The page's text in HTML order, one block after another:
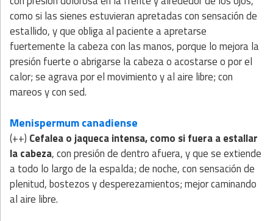
como si las sienes estuvieran apretadas con sensación de
estallido, y que obliga al paciente a apretarse
fuertemente la cabeza con las manos, porque lo mejora la
presión fuerte o abrigarse la cabeza o acostarse o por el
calor; se agrava por el movimiento y al aire libre; con
mareos y con sed.
Menispermum canadiense
(++) Cefalea o jaqueca intensa, como si fuera a estallar
la cabeza, con presión de dentro afuera, y que se extiende
a todo lo largo de la espalda; de noche, con sensación de
plenitud, bostezos y desperezamientos; mejor caminando
al aire libre.